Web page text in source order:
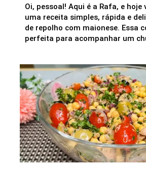
Oi, pessoal! Aqui é a Rafa, e hoje
uma receita simples, rápida e
de repolho com maionese. Essa
perfeita para acompanhar um